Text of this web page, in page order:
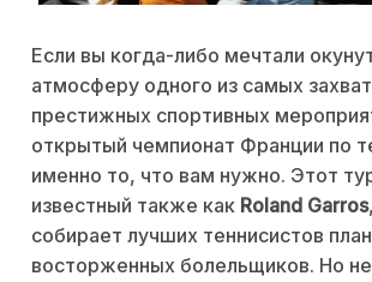
Если вы когда-либо мечтали
атмосферу одного из самых
престижных спортивных
открытый чемпионат Франции по
именно то, что вам нужно. Этот
известный также как Roland Garros
собирает лучших теннисистов
восторженных болельщиков. Но